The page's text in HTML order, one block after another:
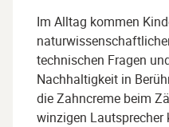
Im Alltag kommen
technischen Fragen
Nachhaltigkeit in
die Zahncreme beim
winzigen